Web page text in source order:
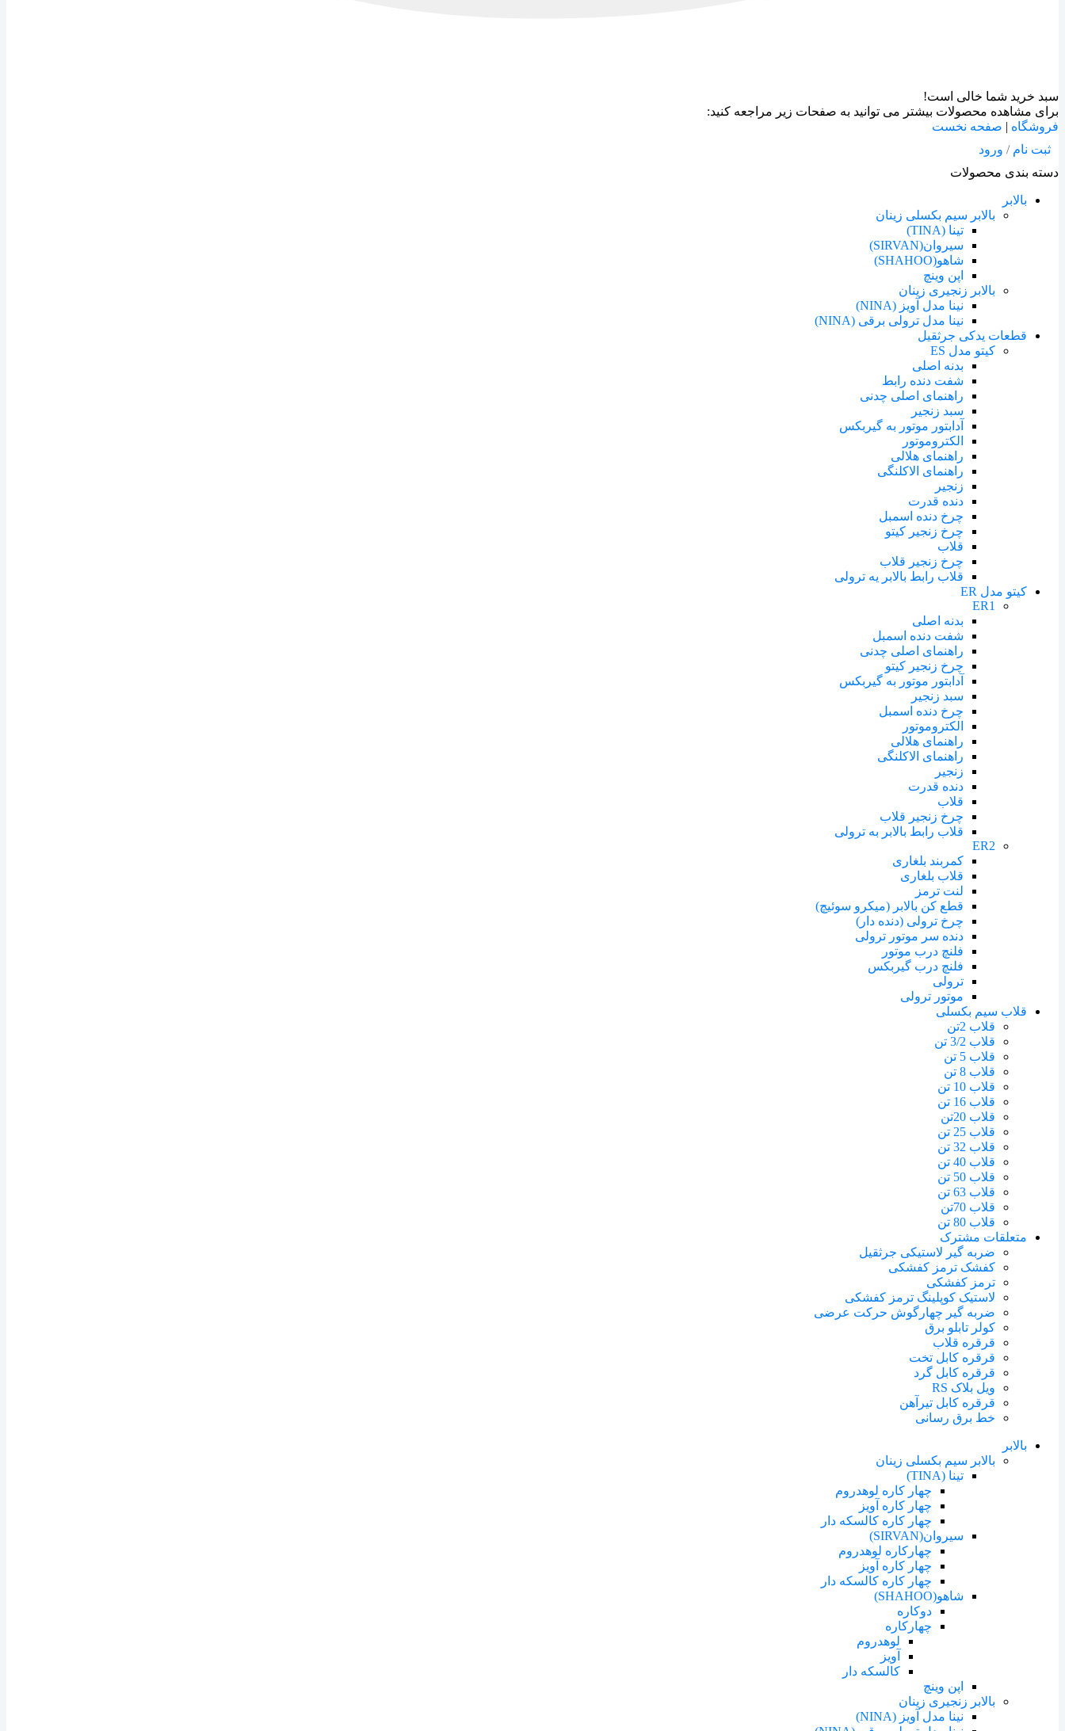
سبد خرید شما خالی است!
برای مشاهده محصولات بیشتر می توانید به صفحات زیر مراجعه کنید:
فروشگاه | صفحه نخست
ثبت نام / ورود
دسته بندی محصولات
بالابر
بالابر سیم بکسلی زینان
تینا (TINA)
سیروان(SIRVAN)
شاهو(SHAHOO)
اپن وینچ
بالابر زنجیری زینان
نینا مدل آویز (NINA)
نینا مدل ترولی برقی (NINA)
قطعات یدکی جرثقیل
کیتو مدل ES
بدنه اصلی
شفت دنده رابط
راهنمای اصلی چدنی
سبد زنجیر
آدابتور موتور به گیربکس
الکتروموتور
راهنمای هلالی
راهنمای الاکلنگی
زنجیر
دنده قدرت
چرخ دنده اسمبل
چرخ زنجیر کیتو
قلاب
چرخ زنجیر قلاب
قلاب رابط بالابر یه ترولی
کیتو مدل ER
ER1
بدنه اصلی
شفت دنده اسمبل
راهنمای اصلی چدنی
چرخ زنجیر کیتو
آدابتور موتور به گیربکس
سبد زنجیر
چرخ دنده اسمبل
الکتروموتور
راهنمای هلالی
راهنمای الاکلنگی
زنجیر
دنده قدرت
قلاب
چرخ زنجیر قلاب
قلاب رابط بالابر به ترولی
ER2
کمربند بلغاری
قلاب بلغاری
لنت ترمز
قطع کن بالابر (میکرو سوئیچ)
چرخ ترولی (دنده دار)
دنده سر موتور ترولی
فلنچ درب موتور
فلنچ درب گیربکس
ترولی
موتور ترولی
قلاب سیم بکسلی
قلاب 2تن
قلاب 3/2 تن
قلاب 5 تن
قلاب 8 تن
قلاب 10 تن
قلاب 16 تن
قلاب 20تن
قلاب 25 تن
قلاب 32 تن
قلاب 40 تن
قلاب 50 تن
قلاب 63 تن
قلاب 70تن
قلاب 80 تن
متعلقات مشترک
ضربه گیر لاستیکی جرثقیل
کفشک ترمز کفشکی
ترمز کفشکی
لاستیک کوپلینگ ترمز کفشکی
ضربه گیر چهارگوش حرکت عرضی
کولر تابلو برق
قرقره قلاب
قرقره کابل تخت
قرقره کابل گرد
ویل بلاک RS
قرقره کابل تیرآهن
خط برق رسانی
بالابر
بالابر سیم بکسلی زینان
تینا (TINA)
چهار کاره لوهدروم
چهار کاره آویز
چهار کاره کالسکه دار
سیروان(SIRVAN)
چهارکاره لوهدروم
چهار کاره آویز
چهار کاره کالسکه دار
شاهو(SHAHOO)
دوکاره
چهارکاره
لوهدروم
آویز
کالسکه دار
اپن وینچ
بالابر زنجیری زینان
نینا مدل آویز (NINA)